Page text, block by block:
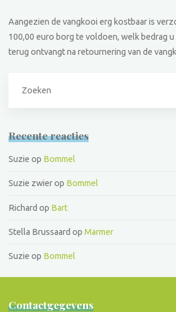
Aangezien de vangkooi erg kostbaar is
100,00 euro borg te voldoen, welk bedrag
terug ontvangt na retournering van de
Recente reacties
Suzie op Bommel
Suzie zwierop Bommel
Richard op Bart
Stella Brussaard opMarmer
Suzie op Bommel
Contactgegevens